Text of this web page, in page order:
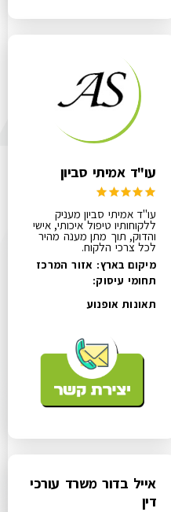
עו"ד אמיתי סביון
עו"ד אמיתי סביון מעניק
ללקוחותיו טיפול איכותי, אישי
והדוק, תוך מתן מענה מהיר
לכל צרכי הלקוח.
מיקום בארץ: אזור המרכז
תחומי עיסוק:
תאונות אופנוע
אייל בדור משרד עורכי
דין